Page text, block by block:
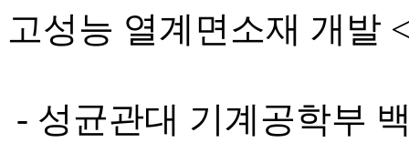
고성능 열계면소재 개발
- 성균관대 기계공학부